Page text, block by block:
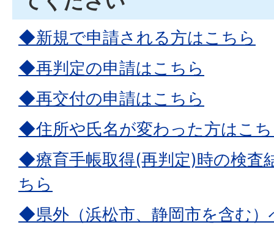
◆新規で申請される方はこちら
◆再判定の申請はこちら
◆再交付の申請はこちら
◆住所や氏名が変わった方はこ
◆療育手帳取得(再判定)時の検査
ちら
◆県外（浜松市、静岡市を含む